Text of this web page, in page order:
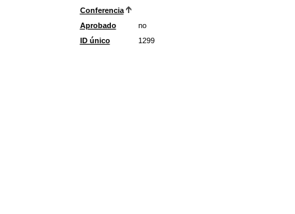
Conferencia
Aprobado
no
ID único
1299